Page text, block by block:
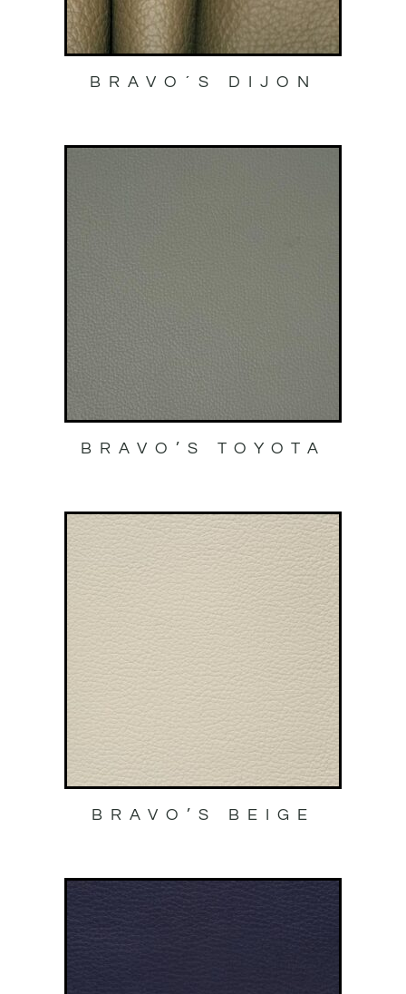
BRAVO´S DIJON
BRAVO’S TOYOTA
BRAVO’S BEIGE